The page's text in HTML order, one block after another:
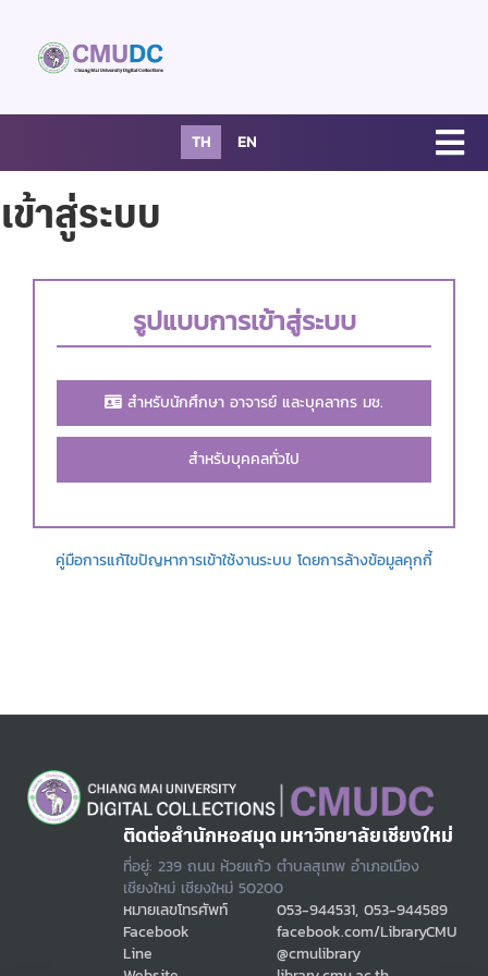
TH EN
เข้าสู่ระบบ
รูปแบบการเข้าสู่ระบบ
สำหรับนักศึกษา อาจารย์ และบุคลากร มช.
สำหรับบุคคลทั่วไป
คู่มือการแก้ไขปัญหาการเข้าใช้งานระบบ โดยการล้างข้อมูลคุกกี้
ติดต่อสำนักหอสมุด มหาวิทยาลัยเชียงใหม่
ที่อยู่: 239 ถนน ห้วยแก้ว ตำบลสุเทพ อำเภอเมือง
เชียงใหม่ เชียงใหม่ 50200
หมายเลขโทรศัพท์ 053-944531, 053-944589
Facebook
facebook.com/LibraryCMU
Line
@cmulibrary